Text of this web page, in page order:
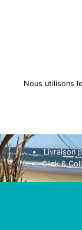
Nous utilisons
Livraison
Click &